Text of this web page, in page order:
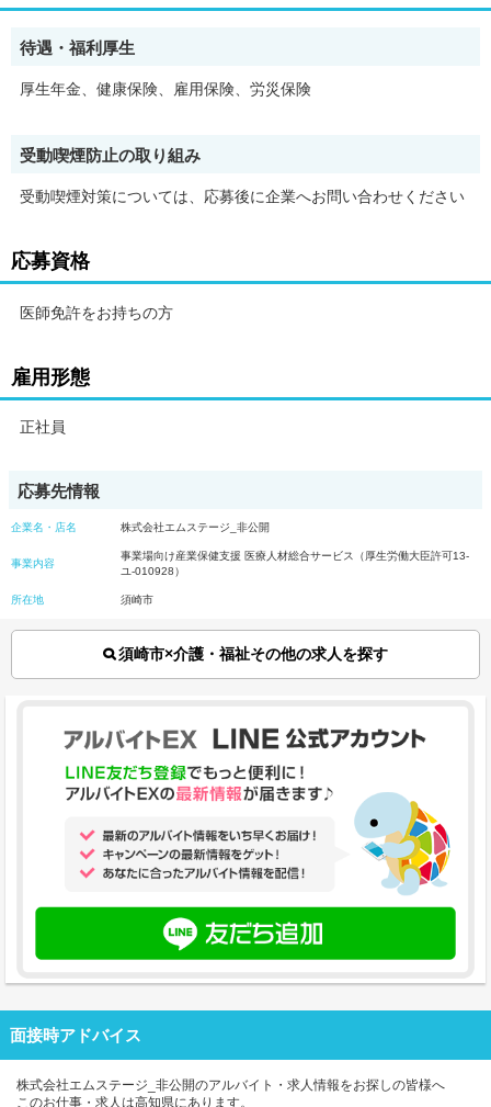
待遇・福利厚生
厚生年金、健康保険、雇用保険、労災保険
受動喫煙防止の取り組み
受動喫煙対策については、応募後に企業へお問い合わせください
応募資格
医師免許をお持ちの方
雇用形態
正社員
応募先情報
企業名・店名 株式会社エムステージ_非公開
事業内容
事業場向け産業保健支援 医療人材総合サービス（厚生労働大臣許可13-
ユ-010928）
所在地 須崎市
須崎市×介護・福祉その他の求人を探す
面接時アドバイス
株式会社エムステージ_非公開のアルバイト・求人情報をお探しの皆様へ
このお仕事・求人は高知県にあります。